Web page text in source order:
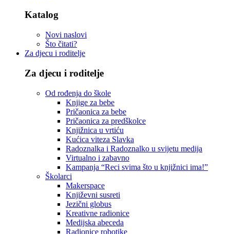
Katalog
Novi naslovi
Što čitati?
Za djecu i roditelje
Za djecu i roditelje
Od rođenja do škole
Knjige za bebe
Pričaonica za bebe
Pričaonica za predškolce
Knjižnica u vrtiću
Kućica viteza Slavka
Radoznalka i Radoznalko u svijetu medija
Virtualno i zabavno
Kampanja “Reci svima što u knjižnici ima!”
Školarci
Makerspace
Književni susreti
Jezični globus
Kreativne radionice
Medijska abeceda
Radionice robotike